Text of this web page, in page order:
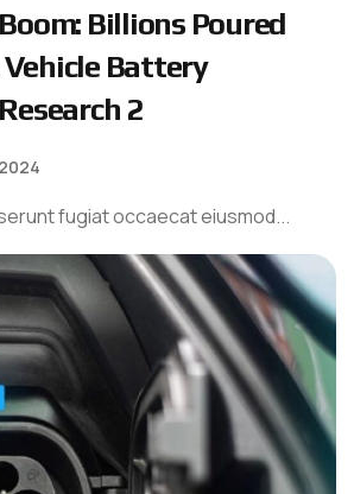
Boom: Billions Poured
Vehicle Battery
Research 2
2024
fugiat occaecat eiusmod...